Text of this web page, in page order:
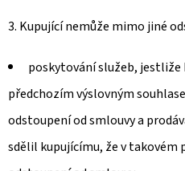
3. Kupující nemůže mimo jiné
poskytování služeb, jestliže
předchozím výslovným
odstoupení od smlouvy a
sdělil kupujícímu, že v takovém